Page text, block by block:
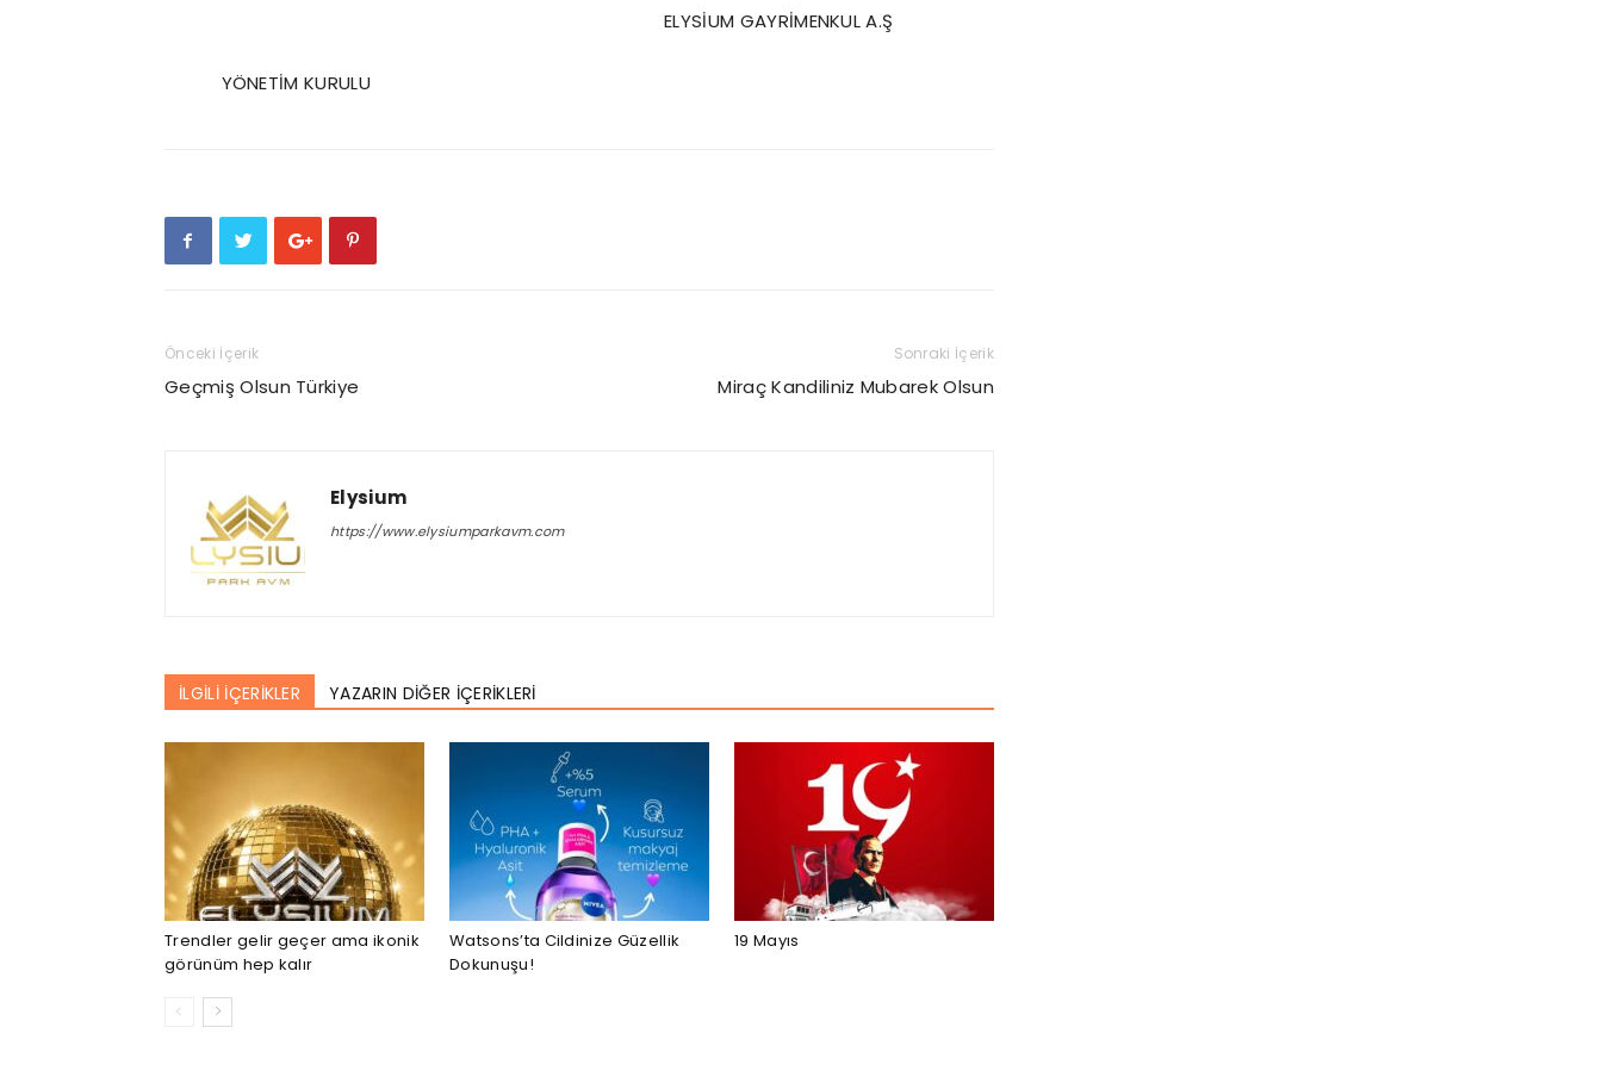
ELYSİUM GAYRİMENKUL A.Ş
YÖNETİM KURULU
Önceki İçerik
Geçmiş Olsun Türkiye
Sonraki İçerik
Miraç Kandiliniz Mubarek Olsun
Elysium
https://www.elysiumparkavm.com
İLGİLİ İÇERİKLER YAZARIN DİĞER İÇERİKLERİ
Trendler gelir geçer ama ikonik
görünüm hep kalır
Watsons’ta Cildinize Güzellik
Dokunuşu!
19 Mayıs